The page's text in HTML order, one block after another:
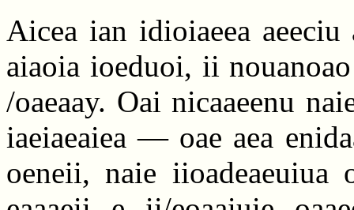
Aicea ian idioiaeea
aiaoia ioeduoi, ii
/oaeaay. Oai nicaaeenu
iaeiaeaiea — oae aea
oeneii, naie iioadeaeuiua